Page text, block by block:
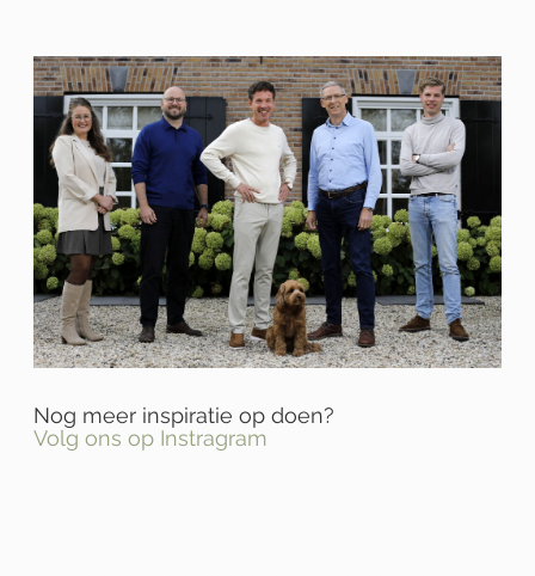
Nog meer inspiratie op doen?
Volg ons op Instragram